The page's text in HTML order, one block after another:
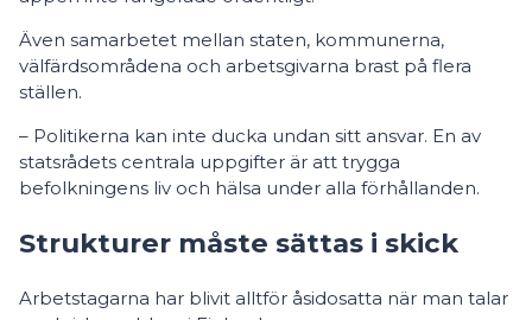
Även samarbetet mellan staten, kommunerna,
välfärdsområdena och arbetsgivarna brast på flera
ställen.
– Politikerna kan inte ducka undan sitt ansvar. En av
statsrådets centrala uppgifter är att trygga
befolkningens liv och hälsa under alla förhållanden.
Strukturer måste sättas i skick
Arbetstagarna har blivit alltför åsidosatta när man talar